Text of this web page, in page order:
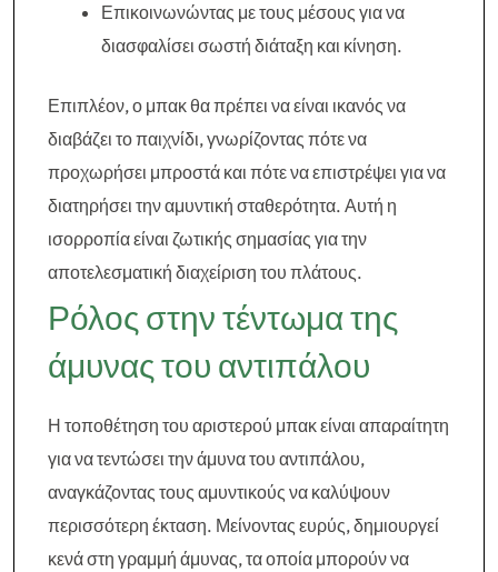
Επικοινωνώντας με τους μέσους για να
διασφαλίσει σωστή διάταξη και κίνηση.
Επιπλέον, ο μπακ θα πρέπει να είναι ικανός να
διαβάζει το παιχνίδι, γνωρίζοντας πότε να
προχωρήσει μπροστά και πότε να επιστρέψει για να
διατηρήσει την αμυντική σταθερότητα. Αυτή η
ισορροπία είναι ζωτικής σημασίας για την
αποτελεσματική διαχείριση του πλάτους.
Ρόλος στην τέντωμα της
άμυνας του αντιπάλου
Η τοποθέτηση του αριστερού μπακ είναι απαραίτητη
για να τεντώσει την άμυνα του αντιπάλου,
αναγκάζοντας τους αμυντικούς να καλύψουν
περισσότερη έκταση. Μείνοντας ευρύς, δημιουργεί
κενά στη γραμμή άμυνας, τα οποία μπορούν να